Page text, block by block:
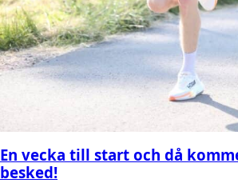
En vecka till start och då
besked!